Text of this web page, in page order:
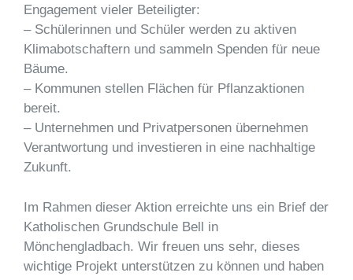
Engagement vieler Beteiligter:
– Schülerinnen und Schüler werden zu aktiven
Klimabotschaftern und sammeln Spenden für neue
Bäume.
– Kommunen stellen Flächen für Pflanzaktionen
bereit.
– Unternehmen und Privatpersonen übernehmen
Verantwortung und investieren in eine nachhaltige
Zukunft.
Im Rahmen dieser Aktion erreichte uns ein Brief der
Katholischen Grundschule Bell in
Mönchengladbach. Wir freuen uns sehr, dieses
wichtige Projekt unterstützen zu können und haben